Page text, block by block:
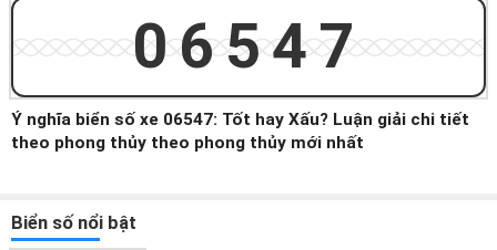
06547
Ý nghĩa biển số xe 06547: Tốt hay Xấu? Luận giải chi tiết
theo phong thủy theo phong thủy mới nhất
Biển số nổi bật